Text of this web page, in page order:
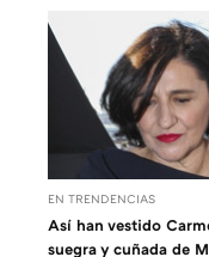
EN TRENDENCIAS
Así han vestido
suegra y cuñada de